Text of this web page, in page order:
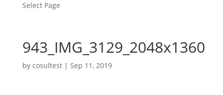
Select Page
943_IMG_3129_2048x1360
by cosultest| Sep 11, 2019